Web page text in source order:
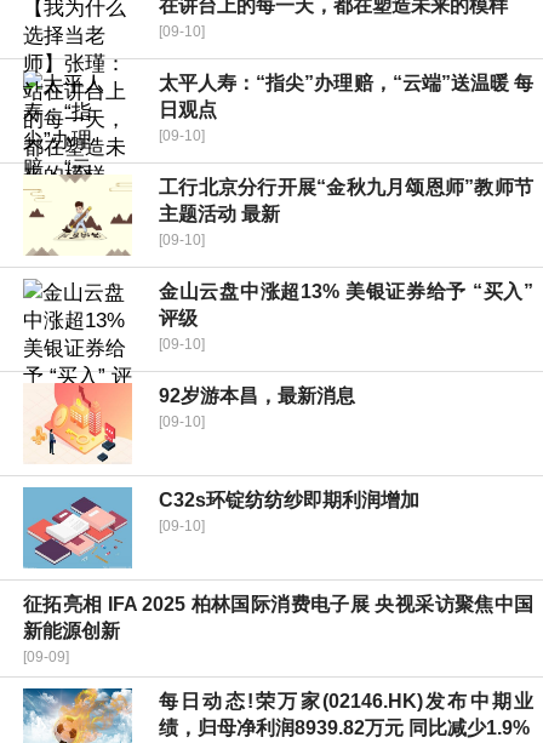
在讲台上的每一天，都在塑造未来的模样
[09-10]
太平人寿：“指尖”办理赔，“云端”送温暖 每
日观点
[09-10]
工行北京分行开展“金秋九月颂恩师”教师节
主题活动 最新
[09-10]
金山云盘中涨超13% 美银证券给予 “买入”
评级
[09-10]
92岁游本昌，最新消息
[09-10]
C32s环锭纺纺纱即期利润增加
[09-10]
征拓亮相 IFA 2025 柏林国际消费电子展 央视采访聚焦中国
新能源创新
[09-09]
每日动态!荣万家(02146.HK)发布中期业
绩，归母净利润8939.82万元 同比减少1.9%